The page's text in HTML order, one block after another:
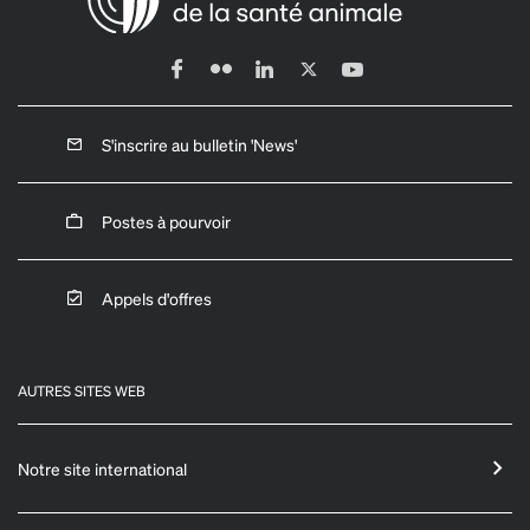
S'inscrire au bulletin 'News'
Postes à pourvoir
Appels d'offres
AUTRES SITES WEB
Notre site international